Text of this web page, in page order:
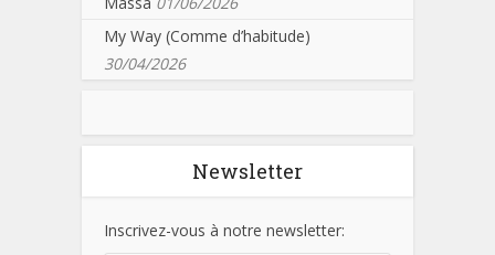
My Way (Comme d’habitude)
30/04/2026
Newsletter
Inscrivez-vous à notre newsletter: